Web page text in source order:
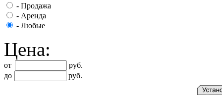
- Продажа
- Аренда
- Любые
Цена:
от
руб.
до
руб.